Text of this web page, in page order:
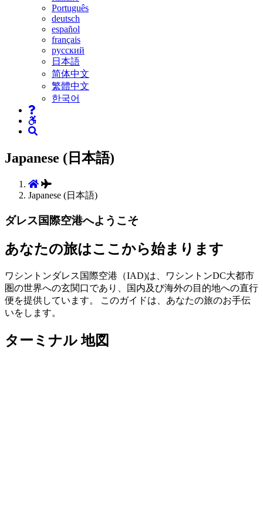
Português
deutsch
español
français
русский
日本語
简体中文
繁體中文
한국어
Japanese (日本語)
Japanese (日本語)
ダレス国際空港へようこそ
あなたの旅はここから始まります
ワシントンダレス国際空港（IAD)は、ワシントンDC大都市
圏の世界への玄関口であり、国内及び海外の目的地への直行
便を提供しています。 このガイドは、あなたの旅のお手伝
いをします。
ターミナル 地図